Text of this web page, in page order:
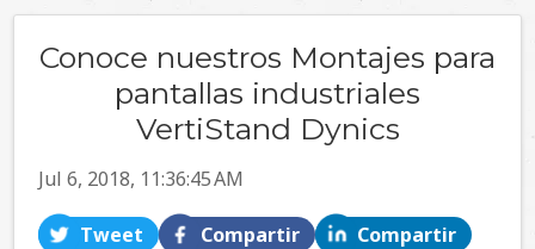
Conoce nuestros Montajes para
pantallas industriales
VertiStand Dynics
Jul 6, 2018, 11:36:45 AM
Tweet Compartir Compartir